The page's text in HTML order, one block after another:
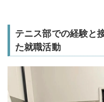
テニス部での経験と
た就職活動